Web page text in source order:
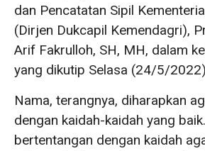
dan Pencatatan Sipil
(Dirjen Dukcapil Kemendagri),
Arif Fakrulloh, SH, MH, dalam
yang dikutip Selasa (24/5/
Nama, terangnya, diharapkan
dengan kaidah-kaidah yang
bertentangan dengan kaidah